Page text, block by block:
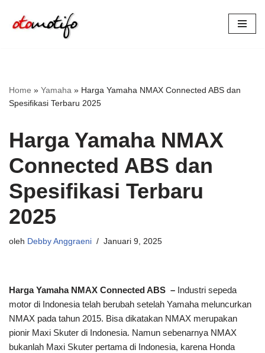
Lompat
Home » Yamaha » Harga Yamaha NMAX Connected ABS dan
Spesifikasi Terbaru 2025
Harga Yamaha NMAX
Connected ABS dan
Spesifikasi Terbaru
2025
oleh Debby Anggraeni Januari 9, 2025
Harga Yamaha NMAX Connected ABS – Industri sepeda
motor di Indonesia telah berubah setelah Yamaha meluncurkan
NMAX pada tahun 2015. Bisa dikatakan NMAX merupakan
pionir Maxi Skuter di Indonesia. Namun sebenarnya NMAX
bukanlah Maxi Skuter pertama di Indonesia, karena Honda